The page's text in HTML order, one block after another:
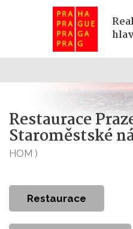
Restaurace
Staroměstské
HOM )
restaurace